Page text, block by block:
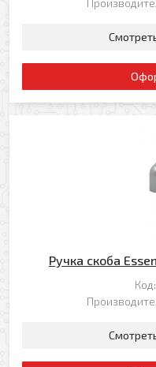
Ручка скоба
Код:
Комментарий
Я даю свое согласие
персональных
* — поля, обязательные
Прикрепить файл
Комментарий к
Согласен(-на) на